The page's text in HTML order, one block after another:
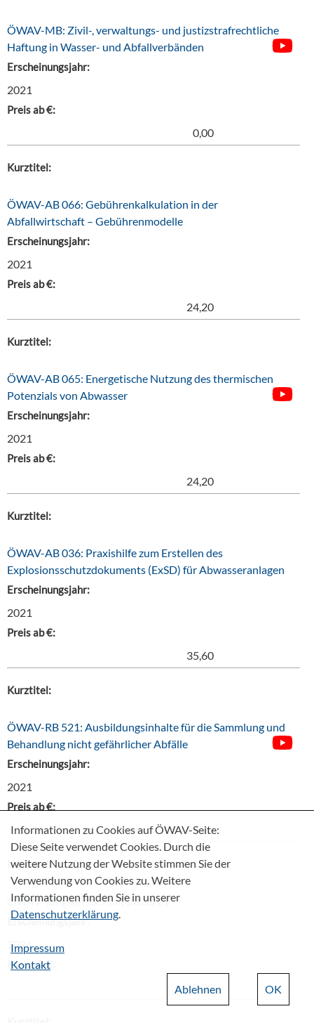
ÖWAV-MB: Zivil-, verwaltungs- und justizstrafrechtliche
Haftung in Wasser- und Abfallverbänden
Erscheinungsjahr:
2021
Preis ab €:
0,00
Kurztitel:
ÖWAV-AB 066: Gebührenkalkulation in der
Abfallwirtschaft – Gebührenmodelle
Erscheinungsjahr:
2021
Preis ab €:
24,20
Kurztitel:
ÖWAV-AB 065: Energetische Nutzung des thermischen
Potenzials von Abwasser
Erscheinungsjahr:
2021
Preis ab €:
24,20
Kurztitel:
ÖWAV-AB 036: Praxishilfe zum Erstellen des
Explosionsschutzdokuments (ExSD) für Abwasseranlagen
Erscheinungsjahr:
2021
Preis ab €:
35,60
Kurztitel:
ÖWAV-RB 521: Ausbildungsinhalte für die Sammlung und
Behandlung nicht gefährlicher Abfälle
Erscheinungsjahr:
2021
Preis ab €:
24,20
Kurztitel:
ÖWAV-Tätigkeitsbericht 2020/21
Erscheinungsjahr:
2021
Preis ab €:
0,00
Informationen zu Cookies auf ÖWAV-Seite:
Diese Seite verwendet Cookies. Durch die
weitere Nutzung der Website stimmen Sie der
Verwendung von Cookies zu. Weitere
Informationen finden Sie in unserer
Datenschutzerklärung.
Impressum
Kontakt
OK
Ablehnen